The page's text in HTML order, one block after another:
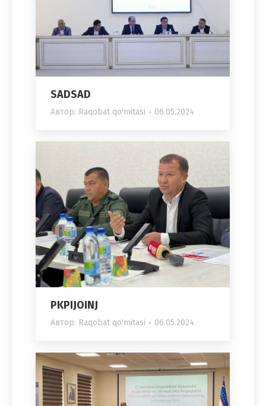
SADSAD
Автор: Raqobat qo'mitasi 06.05.2024
PKPIJOINJ
Автор: Raqobat qo'mitasi 06.05.2024